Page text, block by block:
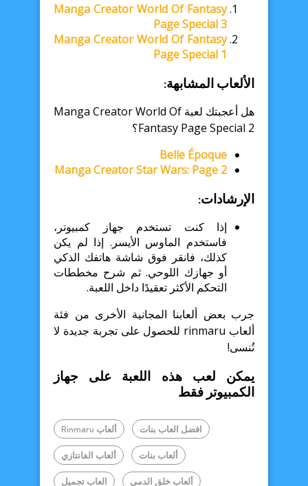
Manga Creator World Of Fantasy
Page Special 3
Manga Creator World Of Fantasy
Page Special 1
الألعاب المشابهة:
هل أعجبتك لعبة Manga Creator World Of
Fantasy Page Special 2؟
Belle Époque
Manga Creator Star Wars: Page 2
الإرشادات:
إذا كنت تستخدم جهاز كمبيوتر،
فاستخدم الماوس الأيسر. إذا لم يكن
كذلك، فانقر فوق شاشة هاتفك الذكي
أو جهازك اللوحي. ثم شرح مخططات
التحكم الأكثر تعقيدًا داخل اللعبة.
جرب بعض ألعابنا المجانية الأخرى من فئة
ألعاب rinmaru للحصول على تجربة جديدة لا
تُنسى!
يمكن لعب هذه اللعبة على جهاز
الكمبيوتر فقط
افضل العاب بنات ألعاب Rinmaru
ألعاب بنات ألعاب الفانتازي
ألعاب خلق الدمي العاب تجميل